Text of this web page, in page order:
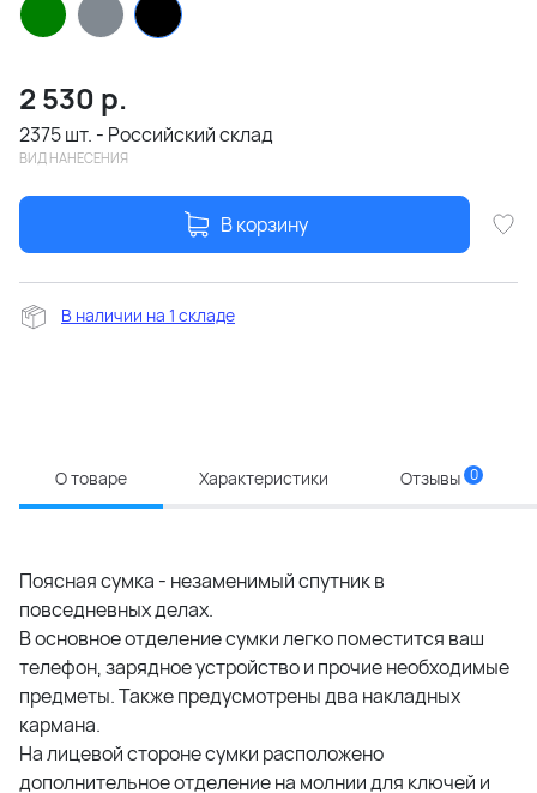
2 530 р.
2375 шт. - Российский склад
ВИД НАНЕСЕНИЯ
В корзину
В наличии на 1 складе
О товаре Характеристики Отзывы 0
Поясная сумка - незаменимый спутник в
повседневных делах.
В основное отделение сумки легко поместится ваш
телефон, зарядное устройство и прочие необходимые
предметы. Также предусмотрены два накладных
кармана.
На лицевой стороне сумки расположено
дополнительное отделение на молнии для ключей и